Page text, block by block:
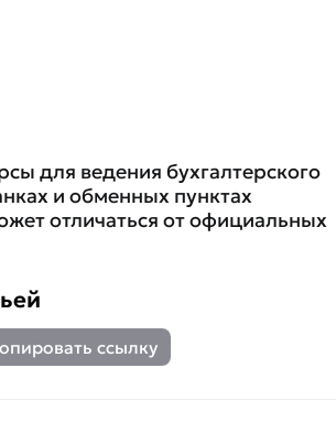
для ведения бухгалтерского
и обменных пунктах
отличаться от официальных
ссылку